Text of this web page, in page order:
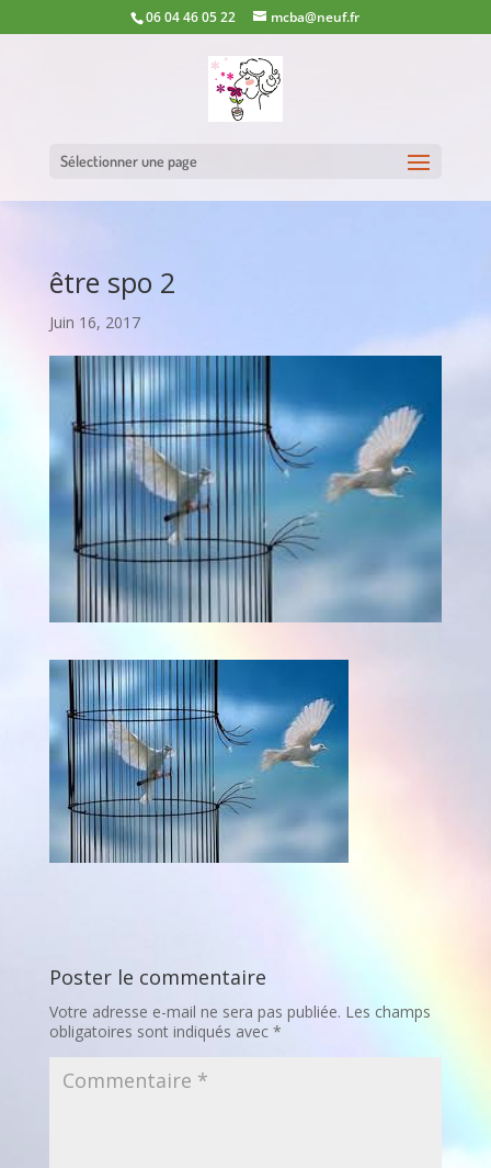
06 04 46 05 22 mcba@neuf.fr
Sélectionner une page
être spo 2
Juin 16, 2017
Poster le commentaire
Votre adresse e-mail ne sera pas publiée. Les champs
obligatoires sont indiqués avec *